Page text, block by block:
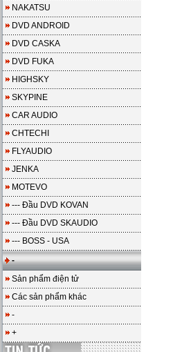
NAKATSU
DVD ANDROID
DVD CASKA
DVD FUKA
HIGHSKY
SKYPINE
CAR AUDIO
CHTECHI
FLYAUDIO
JENKA
MOTEVO
--- Đầu DVD KOVAN
--- Đầu DVD SKAUDIO
--- BOSS - USA
-
Sản phẩm điện tử
Các sản phẩm khác
-
+